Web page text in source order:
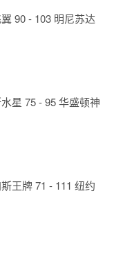
90 - 103 明尼苏达
星 75 - 95 华盛顿神
王牌 71 - 111 纽约